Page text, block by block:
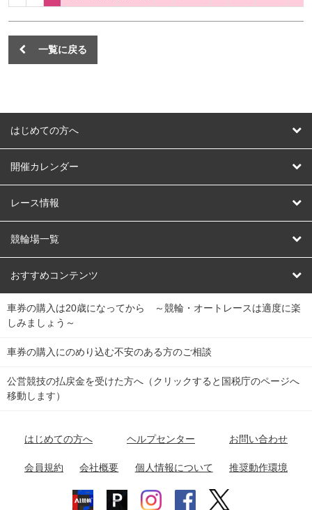
一覧に戻る
はじめての方へ
はじめての方へ
開催カレンダー
競輪
オートレース
競輪くじ
Dokanto!
チャリロトプラザ
レース情報
レース予想
レース結果
キャリーオーバー一覧
競輪場一覧
北日本 函館競輪場
関
東
弥彦競輪場 前橋競輪場 取手競輪場 宇都宮競輪場
関
東
小田原競輪場
名古屋競輪場 岐阜競輪場 大垣競輪場 豊橋競輪場
富山競輪場 松阪競輪場 四日市競輪場
福井競輪場 奈良競輪場 向日町競輪場
おすすめコンテンツ
競輪選手情報
Perfecta Navi
netkeirin
車券の購入は20歳になってから ～競輪・オートレースは適度に楽
しみましょう～
車券の購入にのめり込む不安のある方のご相談
公営競技の払戻金を受けた方へ（クリックすると国税庁のページへ
移動します）
はじめての方へ ヘルプセンター お問い合わせ
会員規約 会社概要 個人情報について 推奨動作環境